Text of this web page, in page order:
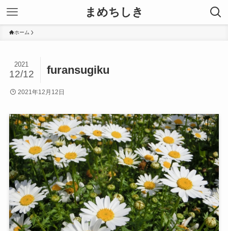
まめちしき
ホーム
furansugiku
2021
12/12
2021年12月12日